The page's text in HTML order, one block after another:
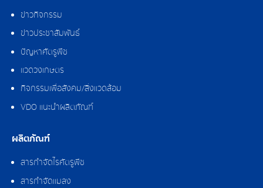
ข่าวกิจกรรม
ข่าวประชาสัมพันธ์
ปัญหาศัตรูพืช
แวดวงเกษตร
กิจกรรมเพื่อสังคม/สิ่งแวดล้อม
VDO แนะนำผลิตภัณฑ์
ผลิตภัณฑ์
สารกำจัดไรศัตรูพืช
สารกำจัดแมลง